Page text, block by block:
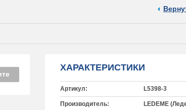
ХАРАКТЕРИСТИКИ
Артикул: L5398-3
Производитель: LEDEME